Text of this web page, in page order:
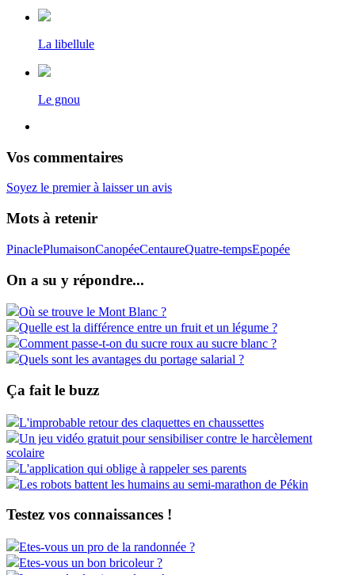
La libellule
Le gnou
Vos commentaires
Soyez le premier à laisser un avis
Mots à retenir
PinaclePlumaisonCanopéeCentaureQuatre-tempsEpopée
On a su y répondre...
Où se trouve le Mont Blanc ?
Quelle est la différence entre un fruit et un légume ?
Comment passe-t-on du sucre roux au sucre blanc ?
Quels sont les avantages du portage salarial ?
Ça fait le buzz
L'improbable retour des claquettes en chaussettes
Un jeu vidéo gratuit pour sensibiliser contre le harcèlement
scolaire
L'application qui oblige à rappeler ses parents
Les robots battent les humains au semi-marathon de Pékin
Testez vos connaissances !
Etes-vous un pro de la randonnée ?
Etes-vous un bon bricoleur ?